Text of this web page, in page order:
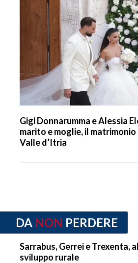
Gigi Donnarumma e Alessia
marito e moglie, il
Valle d’Itria
DA NON PERDERE
Sarrabus, Gerrei e Trexenta,
sviluppo rurale